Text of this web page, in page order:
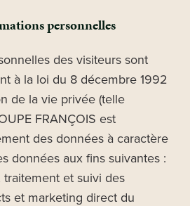
personnelles
des visiteurs sont
à la loi du 8 décembre 1992
de la vie privée (telle
FRANÇOIS est
des données à caractère
données aux fins suivantes :
et suivi des
et marketing direct du